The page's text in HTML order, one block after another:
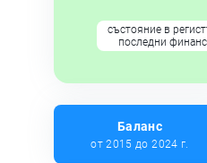
състояние в
последни
Баланс
от 2015 до 2024 г.